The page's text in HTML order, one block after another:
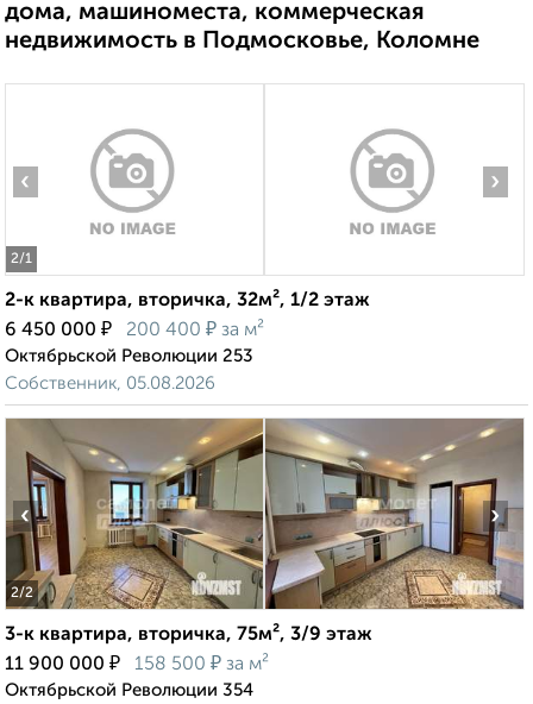
дома, машиноместа, коммерческая
недвижимость в Подмосковье, Коломне
2/1
‹ ›
2-к квартира, вторичка, 32м², 1/2 этаж
6 450 000 ₽ 200 400 ₽ за м²
Октябрьской Революции 253
Собственник, 05.08.2026
2/2
‹ ›
3-к квартира, вторичка, 75м², 3/9 этаж
11 900 000 ₽ 158 500 ₽ за м²
Октябрьской Революции 354